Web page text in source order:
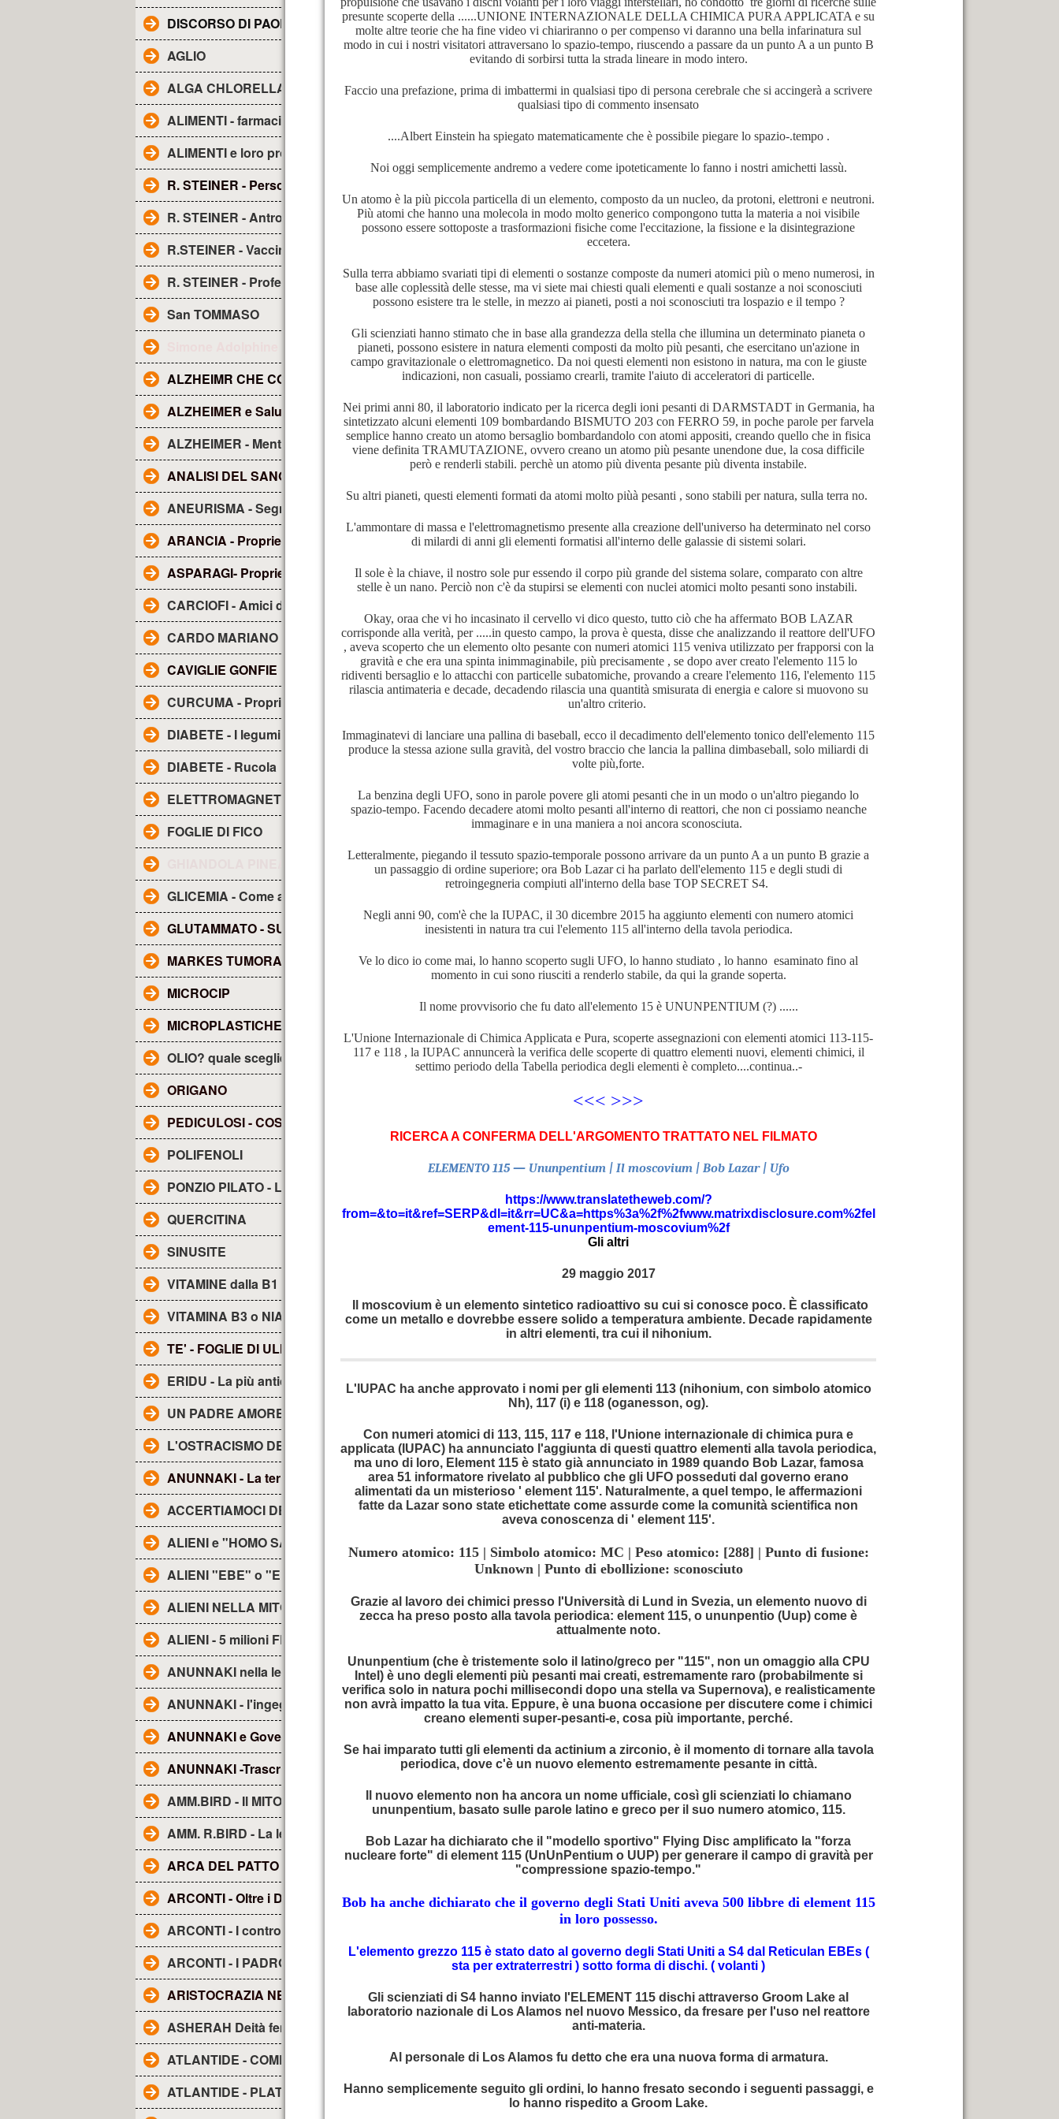
DISCORSO DI PAOLO ALL'AEROPAGO DI ATENE
AGLIO
ALGA CHLORELLA - Proprietà
ALIMENTI - farmacia naturale
ALIMENTI e loro proprietà
R. STEINER - Personaggio
R. STEINER - Antroposofia
R.STEINER - Vaccini
R. STEINER - Profezia sui vaccini.
San TOMMASO
ALZHEIMR CHE COS'E'?
ALZHEIMER e Salute dentale
ALZHEIMER - Mentolo
ANALISI DEL SANGUE - Tutto quello che c'è da sapere
ANEURISMA - Segnali
ARANCIA - Proprietà
ASPARAGI- Proprietà
CARCIOFI - Amici del fegato
CARDO MARIANO - sue proprietà
CAVIGLIE GONFIE
CURCUMA - Proprietà
DIABETE - I legumi
DIABETE - Rucola
ELETTROMAGNETISMO - Inquinamento
FOGLIE DI FICO
GHIANDOLA PINEALE - SUE FUNZIONI
GLICEMIA - Come abbassarla
GLUTAMMATO - SUE CARATTERISTICHE E FUNZIONI
MARKES TUMORALI
MICROCIP
MICROPLASTICHE NEL SANGUE
OLIO? quale scegliere?
ORIGANO
PEDICULOSI - COS'E'?
POLIFENOLI
PONZIO PILATO - Lettera a TIBERIO
QUERCITINA
SINUSITE
VITAMINE dalla B1 alla B17
VITAMINA B3 o NIACINA
TE' - FOGLIE DI ULIVO
ERIDU - La più antica città del mondo
UN PADRE AMOREVOLE -
L'OSTRACISMO DEI TG
ANUNNAKI - La terra degli......
ACCERTIAMOCI DELLE COSE INSEGNATE
ALIENI e "HOMO SAPIENS"
ALIENI "EBE" o "EBENS"-
ALIENI NELLA MITOLOGIA
ALIENI - 5 milioni FRA NOI
ANUNNAKI nella lett. religiosa
ANUNNAKI - l'ingegneria genetica
ANUNNAKI e Governo Ombra
ANUNNAKI -Trascrizione dal filmato
AMM.BIRD - Il MITO della TERRA CAVA
AMM. R.BIRD - La leggenda della TERRA CAVA
ARCA DEL PATTO O DELL'ALLEANZA
ARCONTI - Oltre i Demoni e gli Angeli
ARCONTI - I controllori segreti della razza umana
ARCONTI - I PADRONI DEL MONDO
ARISTOCRAZIA NERA. La..
ASHERAH Deità femminile
ATLANTIDE - COME I RE DIVENTARONO DEI
ATLANTIDE - PLATONE
presunte scoperte della ......UNIONE INTERNAZIONALE DELLA CHIMICA PURA APPLICATA e su
molte altre teorie che ha fine video vi chiariranno o per compenso vi daranno una bella infarinatura sul
modo in cui i nostri visitatori attraversano lo spazio-tempo, riuscendo a passare da un punto A a un punto B
evitando di sorbirsi tutta la strada lineare in modo intero.
Faccio una prefazione, prima di imbattermi in qualsiasi tipo di persona cerebrale che si accingerà a scrivere
qualsiasi tipo di commento insensato
....Albert Einstein ha spiegato matematicamente che è possibile piegare lo spazio-.tempo .
Noi oggi semplicemente andremo a vedere come ipoteticamente lo fanno i nostri amichetti lassù.
Un atomo è la più piccola particella di un elemento, composto da un nucleo, da protoni, elettroni e neutroni.
Più atomi che hanno una molecola in modo molto generico compongono tutta la materia a noi visibile
possono essere sottoposte a trasformazioni fisiche come l'eccitazione, la fissione e la disintegrazione
eccetera.
Sulla terra abbiamo svariati tipi di elementi o sostanze composte da numeri atomici più o meno numerosi, in
base alle coplessità delle stesse, ma vi siete mai chiesti quali elementi e quali sostanze a noi sconosciuti
possono esistere tra le stelle, in mezzo ai pianeti, posti a noi sconosciuti tra lospazio e il tempo ?
Gli scienziati hanno stimato che in base alla grandezza della stella che illumina un determinato pianeta o
pianeti, possono esistere in natura elementi composti da molto più pesanti, che esercitano un'azione in
campo gravitazionale o elettromagnetico. Da noi questi elementi non esistono in natura, ma con le giuste
indicazioni, non casuali, possiamo crearli, tramite l'aiuto di acceleratori di particelle.
Nei primi anni 80, il laboratorio indicato per la ricerca degli ioni pesanti di DARMSTADT in Germania, ha
sintetizzato alcuni elementi 109 bombardando BISMUTO 203 con FERRO 59, in poche parole per farvela
semplice hanno creato un atomo bersaglio bombardandolo con atomi appositi, creando quello che in fisica
viene definita TRAMUTAZIONE, ovvero creano un atomo più pesante unendone due, la cosa difficile
però e renderli stabili. perchè un atomo più diventa pesante più diventa instabile.
Su altri pianeti, questi elementi formati da atomi molto piùà pesanti , sono stabili per natura, sulla terra no.
L'ammontare di massa e l'elettromagnetismo presente alla creazione dell'universo ha determinato nel corso
di milardi di anni gli elementi formatisi all'interno delle galassie di sistemi solari.
Il sole è la chiave, il nostro sole pur essendo il corpo più grande del sistema solare, comparato con altre
stelle è un nano. Perciò non c'è da stupirsi se elementi con nuclei atomici molto pesanti sono instabili.
Okay, oraa che vi ho incasinato il cervello vi dico questo, tutto ciò che ha affermato BOB LAZAR
corrisponde alla verità, per .....in questo campo, la prova è questa, disse che analizzando il reattore dell'UFO
, aveva scoperto che un elemento olto pesante con numeri atomici 115 veniva utilizzato per frapporsi con la
gravità e che era una spinta inimmaginabile, più precisamente , se dopo aver creato l'elemento 115 lo
ridiventi bersaglio e lo attacchi con particelle subatomiche, provando a creare l'elemento 116, l'elemento 115
rilascia antimateria e decade, decadendo rilascia una quantità smisurata di energia e calore si muovono su
un'altro criterio.
Immaginatevi di lanciare una pallina di baseball, ecco il decadimento dell'elemento tonico dell'elemento 115
produce la stessa azione sulla gravità, del vostro braccio che lancia la pallina dimbaseball, solo miliardi di
volte più,forte.
La benzina degli UFO, sono in parole povere gli atomi pesanti che in un modo o un'altro piegando lo
spazio-tempo. Facendo decadere atomi molto pesanti all'interno di reattori, che non ci possiamo neanche
immaginare e in una maniera a noi ancora sconosciuta.
Letteralmente, piegando il tessuto spazio-temporale possono arrivare da un punto A a un punto B grazie a
un passaggio di ordine superiore; ora Bob Lazar ci ha parlato dell'elemento 115 e degli studi di
retroingegneria compiuti all'interno della base TOP SECRET S4.
Negli anni 90, com'è che la IUPAC, il 30 dicembre 2015 ha aggiunto elementi con numero atomici
inesistenti in natura tra cui l'elemento 115 all'interno della tavola periodica.
Ve lo dico io come mai, lo hanno scoperto sugli UFO, lo hanno studiato , lo hanno esaminato fino al
momento in cui sono riusciti a renderlo stabile, da qui la grande soperta.
Il nome provvisorio che fu dato all'elemento 15 è UNUNPENTIUM (?) ......
L'Unione Internazionale di Chimica Applicata e Pura, scoperte assegnazioni con elementi atomici 113-115-
117 e 118 , la IUPAC annuncerà la verifica delle scoperte di quattro elementi nuovi, elementi chimici, il
settimo periodo della Tabella periodica degli elementi è completo....continua..-
<<< >>>
RICERCA A CONFERMA DELL'ARGOMENTO TRATTATO NEL FILMATO
ELEMENTO 115 — Ununpentium | Il moscovium | Bob Lazar | Ufo
https://www.translatetheweb.com/?
from=&to=it&ref=SERP&dl=it&rr=UC&a=https%3a%2f%2fwww.matrixdisclosure.com%2fel
ement-115-ununpentium-moscovium%2f
Gli altri
29 maggio 2017
Il moscovium è un elemento sintetico radioattivo su cui si conosce poco. È classificato
come un metallo e dovrebbe essere solido a temperatura ambiente. Decade rapidamente
in altri elementi, tra cui il nihonium.
L'IUPAC ha anche approvato i nomi per gli elementi 113 (nihonium, con simbolo atomico
Nh), 117 (i) e 118 (oganesson, og).
Con numeri atomici di 113, 115, 117 e 118, l'Unione internazionale di chimica pura e
applicata (IUPAC) ha annunciato l'aggiunta di questi quattro elementi alla tavola periodica,
ma uno di loro, Element 115 è stato già annunciato in 1989 quando Bob Lazar, famosa
area 51 informatore rivelato al pubblico che gli UFO posseduti dal governo erano
alimentati da un misterioso ' element 115'. Naturalmente, a quel tempo, le affermazioni
fatte da Lazar sono state etichettate come assurde come la comunità scientifica non
aveva conoscenza di ' element 115'.
Numero atomico: 115 | Simbolo atomico: MC | Peso atomico: [288] | Punto di fusione:
Unknown | Punto di ebollizione: sconosciuto
Grazie al lavoro dei chimici presso l'Università di Lund in Svezia, un elemento nuovo di
zecca ha preso posto alla tavola periodica: element 115, o ununpentio (Uup) come è
attualmente noto.
Ununpentium (che è tristemente solo il latino/greco per "115", non un omaggio alla CPU
Intel) è uno degli elementi più pesanti mai creati, estremamente raro (probabilmente si
verifica solo in natura pochi millisecondi dopo una stella va Supernova), e realisticamente
non avrà impatto la tua vita. Eppure, è una buona occasione per discutere come i chimici
creano elementi super-pesanti-e, cosa più importante, perché.
Se hai imparato tutti gli elementi da actinium a zirconio, è il momento di tornare alla tavola
periodica, dove c'è un nuovo elemento estremamente pesante in città.
Il nuovo elemento non ha ancora un nome ufficiale, così gli scienziati lo chiamano
ununpentium, basato sulle parole latino e greco per il suo numero atomico, 115.
Bob Lazar ha dichiarato che il "modello sportivo" Flying Disc amplificato la "forza
nucleare forte" di element 115 (UnUnPentium o UUP) per generare il campo di gravità per
"compressione spazio-tempo."
Bob ha anche dichiarato che il governo degli Stati Uniti aveva 500 libbre di element 115
in loro possesso.
L'elemento grezzo 115 è stato dato al governo degli Stati Uniti a S4 dal Reticulan EBEs (
sta per extraterrestri ) sotto forma di dischi. ( volanti )
Gli scienziati di S4 hanno inviato l'ELEMENT 115 dischi attraverso Groom Lake al
laboratorio nazionale di Los Alamos nel nuovo Messico, da fresare per l'uso nel reattore
anti-materia.
Al personale di Los Alamos fu detto che era una nuova forma di armatura.
Hanno semplicemente seguito gli ordini, lo hanno fresato secondo i seguenti passaggi, e
lo hanno rispedito a Groom Lake.